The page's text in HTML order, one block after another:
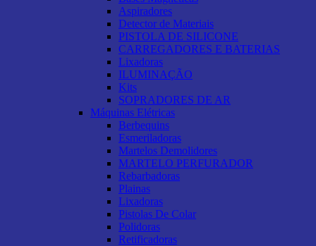
Aspiradores
Detector de Materiais
PISTOLA DE SILICONE
CARREGADORES E BATERIAS
Lixadoras
ILUMINAÇÃO
Kits
SOPRADORES DE AR
Máquinas Elétricas
Berbequins
Esmeriladoras
Martelos Demolidores
MARTELO PERFURADOR
Rebarbadoras
Plainas
Lixadoras
Pistolas De Colar
Polidoras
Retificadoras